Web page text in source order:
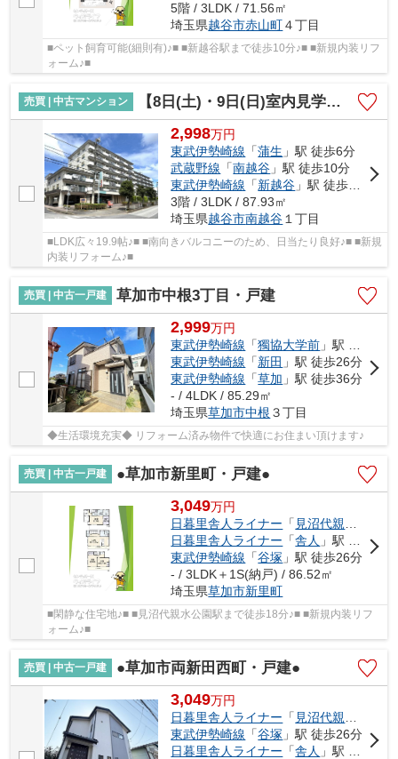
5階 / 3LDK / 71.56㎡
埼玉県越谷市赤山町４丁目
■ペット飼育可能(細則有)♪■ ■新越谷駅まで徒歩10分♪■ ■新規内装リフ
ォーム♪■
売買 | 中古マンション 【8日(土)・9日(日)室内見学可能】コーポ南越谷A棟
2,998万円
東武伊勢崎線 「蒲生 」駅 徒歩6分
武蔵野線 「南越谷 」駅 徒歩10分
東武伊勢崎線 「新越谷 」駅 徒歩10分
3階 / 3LDK / 87.93㎡
埼玉県越谷市南越谷１丁目
■LDK広々19.9帖♪■ ■南向きバルコニーのため、日当たり良好♪■ ■新規
内装リフォーム♪■
売買 | 中古一戸建 草加市中根3丁目・戸建
2,999万円
東武伊勢崎線 「獨協大学前 」駅 徒歩15分
東武伊勢崎線 「新田 」駅 徒歩26分
東武伊勢崎線 「草加 」駅 徒歩36分
- / 4LDK / 85.29㎡
埼玉県草加市中根 ３丁目
◆生活環境充実◆ リフォーム済み物件で快適にお住まい頂けます♪
売買 | 中古一戸建 ●草加市新里町・戸建●
3,049万円
日暮里舎人ライナー 「 見沼代親水公園
日暮里舎人ライナー 「舎人 」駅 徒歩25分
東武伊勢崎線 「谷塚 」駅 徒歩26分
- / 3LDK＋1S(納戸) / 86.52㎡
埼玉県草加市新里町
■閑静な住宅地♪■ ■見沼代親水公園駅まで徒歩18分♪■ ■新規内装リフ
ォーム♪■
売買 | 中古一戸建 ●草加市両新田西町・戸建●
3,049万円
日暮里舎人ライナー 「 見沼代親水公園
東武伊勢崎線 「谷塚 」駅 徒歩26分
日暮里舎人ライナー 「舎人 」駅 徒歩30分